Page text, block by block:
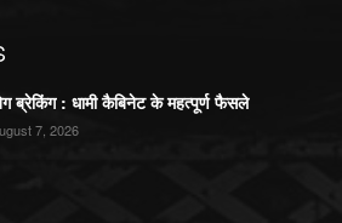
ब्रेकिंग : धामी कैबिनेट के महत्पूर्ण फैसले
7, 2026